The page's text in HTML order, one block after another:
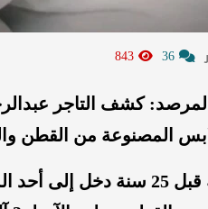
كشف التاجر
المصنوعة من القطن